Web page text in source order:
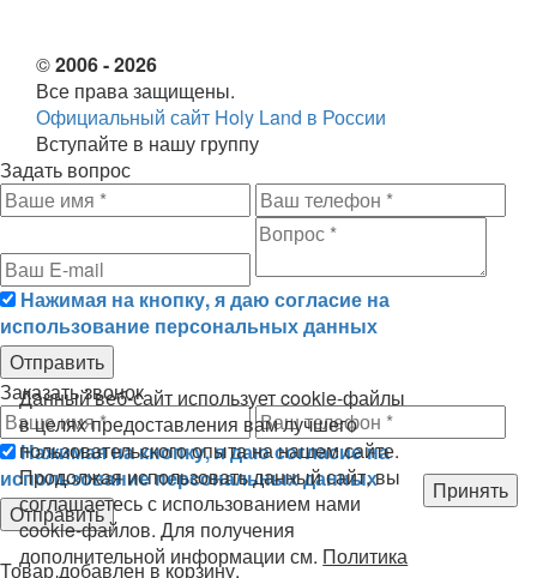
©2006 - 2026
Все права защищены.
Официальный сайт Holy Land в России
Вступайте в нашу группу
Задать вопрос
Нажимая на кнопку, я даю согласие на
использование персональных данных
Заказать звонок
Нажимая на кнопку, я даю согласие на
использование персональных данных
Товардобавлен в корзину.
Данный веб-сайт использует cookie-файлы
в целях предоставления вам лучшего
пользовательского опыта на нашем сайте.
Продолжая использовать данный сайт, вы
соглашаетесь с использованием нами
cookie-файлов. Для получения
дополнительной информации см. Политика
Принять